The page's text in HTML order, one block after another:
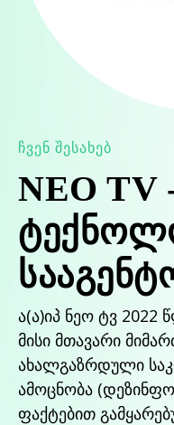
ᲩᲕᲔᲜ ᲨᲔᲡᲐᲮᲔᲑ
NEO
ა(ა)იპ ნეო ტვ 2022
მისი მთავარი
ახალგაზრდული
ამოცნობა
ფაქტებით